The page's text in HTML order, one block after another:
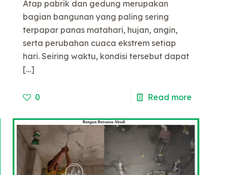
Atap pabrik dan gedung merupakan
bagian bangunan yang paling sering
terpapar panas matahari, hujan, angin,
serta perubahan cuaca ekstrem setiap
hari. Seiring waktu, kondisi tersebut dapat
[…]
0 Read more